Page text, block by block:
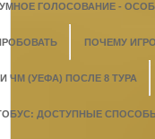
УМНОЕ ГОЛОСОВАНИЕ -
ПОЧЕМУ
ЧМ (УЕФА) ПОСЛЕ 8 ТУРА
ДОСТУПНЫЕ